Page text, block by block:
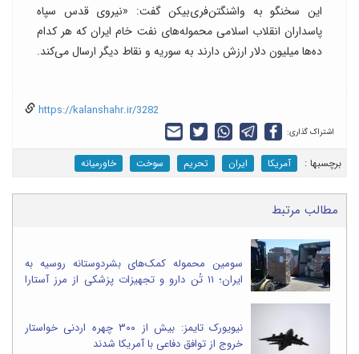
این سخنگو به واشنگتن‌فری‌بیکن گفت: «نیروی قدس سپاه
پاسداران انقلاب اسلامی محموله‌های نفت خام ایران که هر کدام
ده‌ها میلیون دلار ارزش دارند به سوریه و نقاط دیگر ارسال می‌کند.
https://kalanshahr.ir/3282
اشتراک گذاری:
برچسب‎ها : آمریکا ایران تحریم سوخت خاورمیانه
مطالب مرتبط
سومین محموله کمک‌های بشردوستانه روسیه به
ایران؛ ۱۱ تُن دارو و تجهیزات پزشکی از مرز آستارا
نیویورک تایمز: بیش از ۳۰۰ چهره اردنی خواستار
خروج از توافق دفاعی با آمریکا شدند